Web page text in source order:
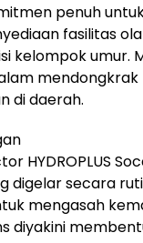
penuh
fasilitas
kelompok umur.
di daerah.
HYDROPLUS
digelar secara
mengasah
diyakini